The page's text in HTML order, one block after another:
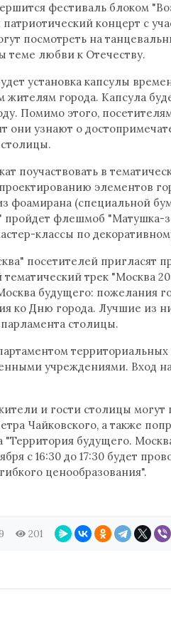
фестиваль блоком
патриотический концерт с
посмотреть на
теме любви к Отечеству.
установка капсулы
города. Капсула
Помимо этого,
они узнают о
поучаствовать в
проектированию элементов
фоамирана (специальной
пройдет флешмоб "Матушка-
классы по
посетителей пригласят
трек "Москва
будущего: пожелания
ко Дню города. Лучшие из
столицы.
учреждениями. Вход
и гости столицы
Чайковского, а также
будущего.
с 16:30 до 17:30 будет
ценообразования".
201